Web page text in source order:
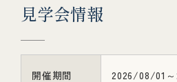
見学会情報
開催期間 2026/08/01